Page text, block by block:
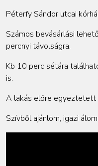
Péterfy Sándor utcai
Számos bevásárlási
percnyi távolságra.
Kb 10 perc sétára
is.
A lakás előre egyeztetett
Szívből ajánlom, igazi